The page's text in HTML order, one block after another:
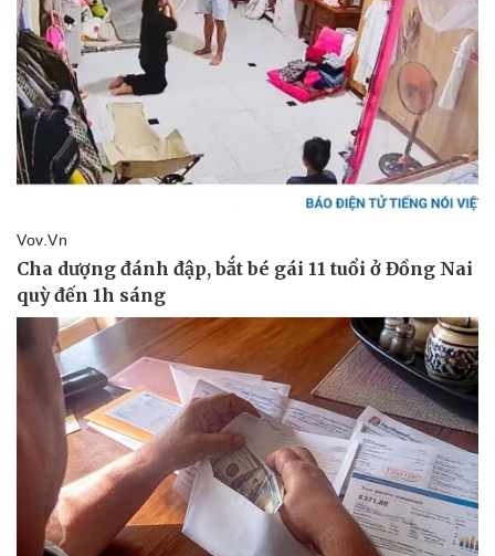
Tư vấn luật
Phân tích